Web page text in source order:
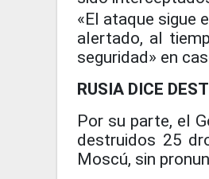
«El ataque sigue
alertado, al
seguridad» en
RUSIA DICE
Por su parte, el
destruidos 25
Moscú, sin